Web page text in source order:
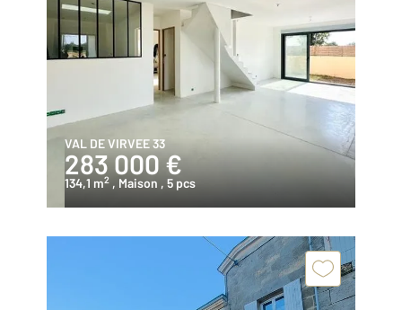
VAL DE VIRVEE 33
283 000 €
134,1 m2 , Maison , 5 pcs